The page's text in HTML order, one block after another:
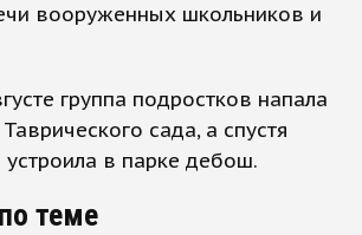
вооруженных школьников и
группа подростков напала
сада, а спустя
устроила в парке дебош.
теме